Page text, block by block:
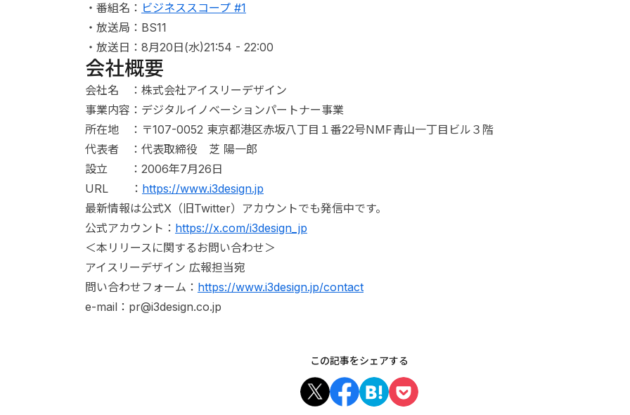
・番組名： ビジネススコープ #1
・放送局：BS11
・放送日：8月20日(水)21:54 - 22:00
会社概要
会社名 ：株式会社アイスリーデザイン
事業内容：デジタルイノベーションパートナー事業
所在地 ：〒107-0052 東京都港区赤坂八丁目１番22号NMF青山一丁目ビル３階
代表者 ：代表取締役 芝 陽一郎
設立 ：2006年7月26日
URL ： https://www.i3design.jp
最新情報は公式X（旧Twitter）アカウントでも発信中です。
公式アカウント： https://x.com/i3design_jp
＜本リリースに関するお問い合わせ＞
アイスリーデザイン 広報担当宛
問い合わせフォーム： https://www.i3design.jp/contact
e-mail：pr@i3design.co.jp
この記事をシェアする